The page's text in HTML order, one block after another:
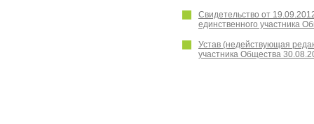
Свидетельство от
единственного участника
Устав (недействующая
участника Общества